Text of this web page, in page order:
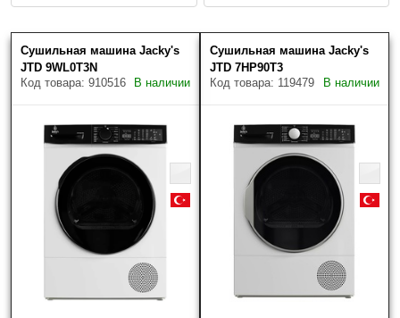
Скрыть фильтры Нет выбранных товаров
Цена (руб.)
Наличие
Только в наличии
Производитель ?
Сушильная машина Jacky's
JTD 9WL0T3N
Код товара: 910516
В наличии
Сушильная машина Jacky's
JTD 7HP90T3
Код товара: 119479
В наличии